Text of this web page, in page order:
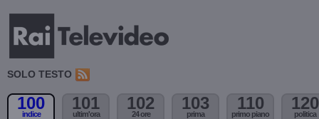
SOLO TESTO
100
indice
101
ultim'ora
102
24 ore
103
prima
110
primo piano
120
politica